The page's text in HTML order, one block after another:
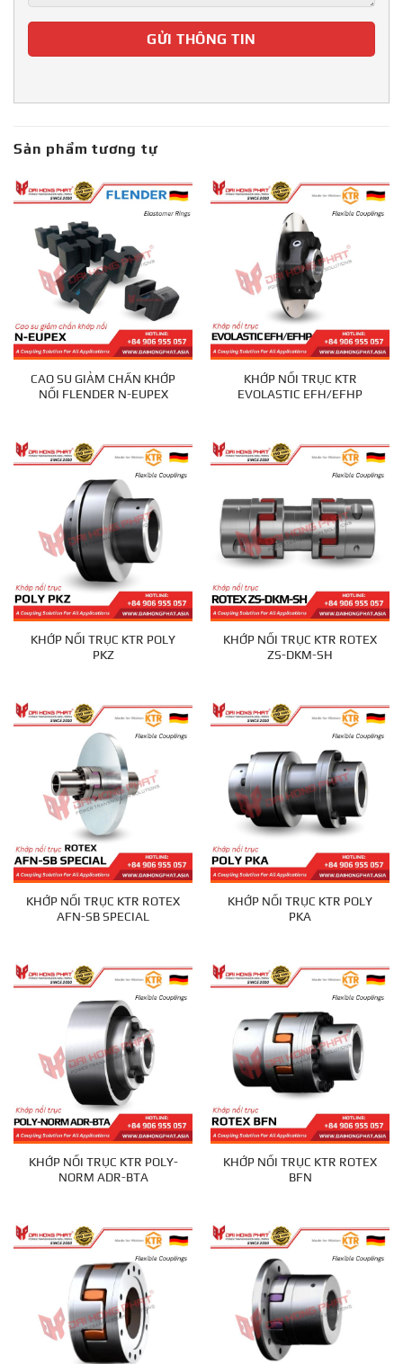
Sản phẩm tương tự
CAO SU GIẢM CHẤN KHỚP
NỐI FLENDER N-EUPEX
KHỚP NỐI TRỤC KTR
EVOLASTIC EFH/EFHP
KHỚP NỐI TRỤC KTR POLY
PKZ
KHỚP NỐI TRỤC KTR ROTEX
ZS-DKM-SH
KHỚP NỐI TRỤC KTR ROTEX
AFN-SB SPECIAL
KHỚP NỐI TRỤC KTR POLY
PKA
KHỚP NỐI TRỤC KTR POLY-
NORM ADR-BTA
KHỚP NỐI TRỤC KTR ROTEX
BFN